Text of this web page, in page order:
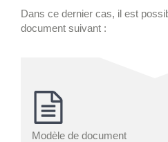
Dans ce dernier cas, il est
document suivant :
Modèle de document